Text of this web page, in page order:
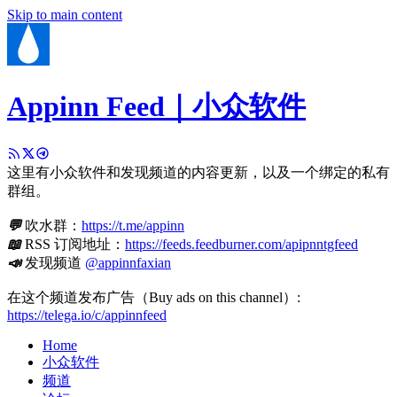
Skip to main content
Appinn Feed｜小众软件
这里有小众软件和发现频道的内容更新，以及一个绑定的私有
群组。
💬吹水群： https://t.me/appinn
📖RSS 订阅地址： https://feeds.feedburner.com/apipnntgfeed
📣发现频道 @appinnfaxian
在这个频道发布广告（Buy ads on this channel）:
https://telega.io/c/appinnfeed
Home
小众软件
频道